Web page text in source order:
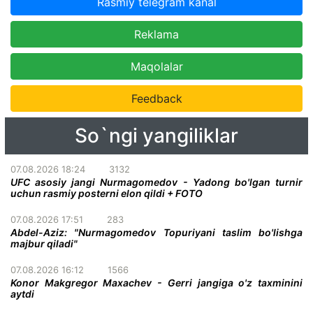
Reklama
Maqolalar
Feedback
So`ngi yangiliklar
07.08.2026 18:24 3132
UFC asosiy jangi Nurmagomedov - Yadong bo'lgan turnir
uchun rasmiy posterni elon qildi + FOTO
07.08.2026 17:51 283
Abdel-Aziz: "Nurmagomedov Topuriyani taslim bo'lishga
majbur qiladi"
07.08.2026 16:12 1566
Konor Makgregor Maxachev - Gerri jangiga o'z taxminini
aytdi